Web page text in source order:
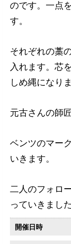
のです。一点
す。
それぞれの藁
入れます。芯
しめ縄になりま
元古さんの師
ベンツのマー
いきます。
二人のフォロ
っていきました
開催日時